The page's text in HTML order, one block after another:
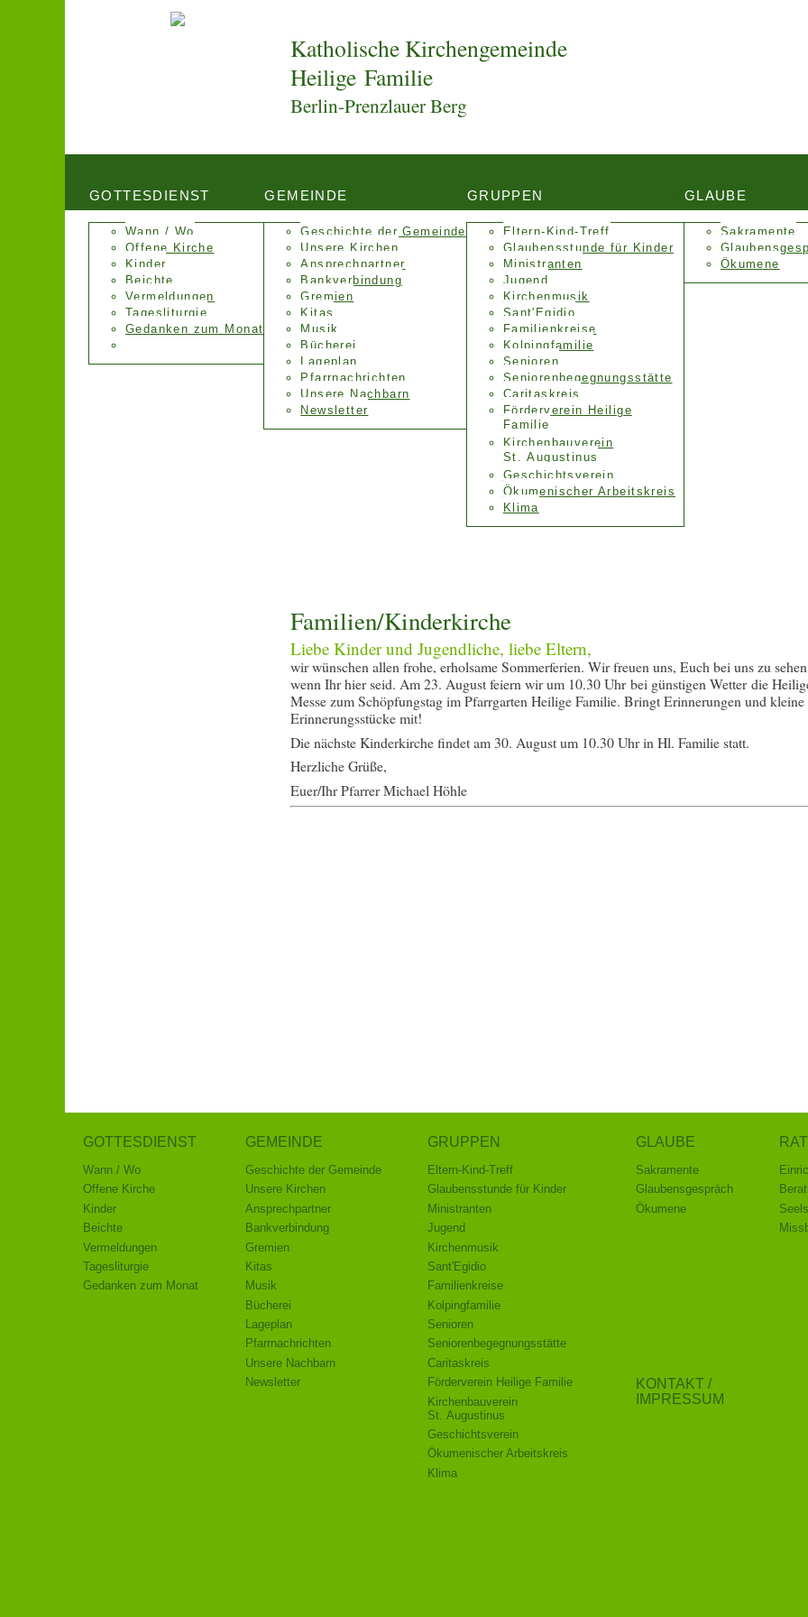
Katholische Kirchengemeinde
Heilige Familie
Berlin-Prenzlauer Berg
GOTTESDIENST
Wann / Wo
Offene Kirche
Kinder
Beichte
Vermeldungen
Tagesliturgie
Gedanken zum Monat
GEMEINDE
Geschichte der Gemeinde
Unsere Kirchen
Ansprechpartner
Bankverbindung
Gremien
Kitas
Musik
Bücherei
Lageplan
Pfarrnachrichten
Unsere Nachbarn
Newsletter
GRUPPEN
Eltern-Kind-Treff
Glaubensstunde für Kinder
Ministranten
Jugend
Kirchenmusik
Sant'Egidio
Familienkreise
Kolpingfamilie
Senioren
Senioren­begegnungs­stätte
Caritaskreis
Förderverein Heilige
Familie
Kirchenbauverein
St. Augustinus
Geschichtsverein
Ökumenischer Arbeitskreis
Klima
GLAUBE
Sakramente
Ökumene
Familien/Kinderkirche
Liebe Kinder und Jugendliche, liebe Eltern,
wir wünschen allen frohe, erholsame Sommerferien. Wir freuen uns, Euch bei uns zu
wenn Ihr hier seid. Am 23. August feiern wir um 10.30 Uhr bei günstigen Wetter die
Messe zum Schöpfungstag im Pfarrgarten Heilige Familie. Bringt Erinnerungen und kleine
Erinnerungsstücke mit!
Die nächste Kinderkirche findet am 30. August um 10.30 Uhr in Hl. Familie statt.
Herzliche Grüße,
Euer/Ihr Pfarrer Michael Höhle
GOTTESDIENST
Wann / Wo
Offene Kirche
Kinder
Beichte
Vermeldungen
Tagesliturgie
Gedanken zum Monat
GEMEINDE
Geschichte der Gemeinde
Unsere Kirchen
Ansprechpartner
Bankverbindung
Gremien
Kitas
Musik
Bücherei
Lageplan
Pfarrnachrichten
Unsere Nachbarn
Newsletter
GRUPPEN
Eltern-Kind-Treff
Glaubensstunde für Kinder
Ministranten
Jugend
Kirchenmusik
Sant'Egidio
Familienkreise
Kolpingfamilie
Senioren
Senioren­begegnungs­stätte
Caritaskreis
Förderverein Heilige Familie
Kirchenbauverein
St. Augustinus
Geschichtsverein
Ökumenischer Arbeitskreis
Klima
GLAUBE
Sakramente
Glaubensgespräch
Ökumene
KONTAKT /
IMPRESSUM